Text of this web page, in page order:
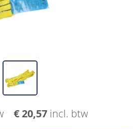
€ 20,57 incl. btw